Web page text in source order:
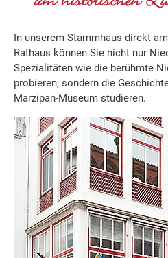
In unserem Stammhaus direkt
Rathaus können Sie nicht nur
Spezialitäten wie die berühmte
probieren, sondern die
Marzipan-Museum studieren.